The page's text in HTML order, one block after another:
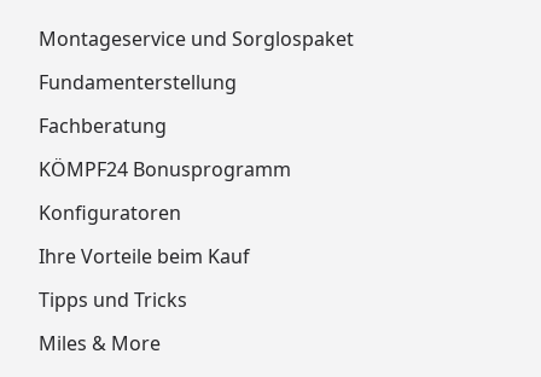
Montageservice und Sorglospaket
Fundamenterstellung
Fachberatung
KÖMPF24 Bonusprogramm
Konfiguratoren
Ihre Vorteile beim Kauf
Tipps und Tricks
Miles & More